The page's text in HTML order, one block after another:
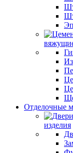
Отделочные
изделия